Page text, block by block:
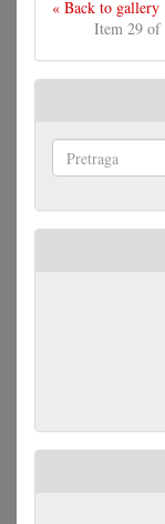
« Back to gallery
Item 29 of